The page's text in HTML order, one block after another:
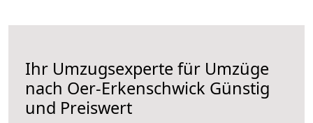
Ihr Umzugsexperte für Umzüge
nach Oer-Erkenschwick Günstig
und Preiswert